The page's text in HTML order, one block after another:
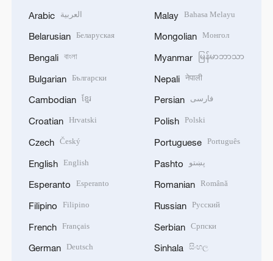
Arabic العربية
Belarusian Беларуская
Bengali বাংলা
Bulgarian Български
Cambodian ខ្មែរ
Croatian Hrvatski
Czech Český
English English
Esperanto Esperanto
Filipino Filipino
French Français
German Deutsch
Malay Bahasa Melayu
Mongolian Монгол
Myanmar မြန်မာဘာသာ
Nepali नेपाली
Persian فارسی
Polish Polski
Portuguese Português
Pashto پښتو
Romanian Română
Russian Русский
Serbian Српски
Sinhala සිංහල